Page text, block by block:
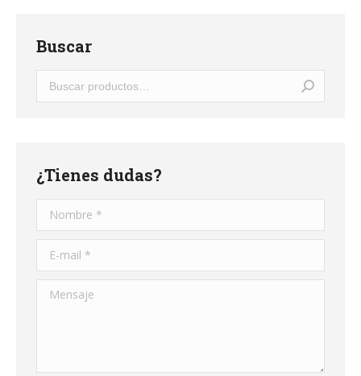
Buscar
¿Tienes dudas?
Nombre *
E-mail *
Mensaje